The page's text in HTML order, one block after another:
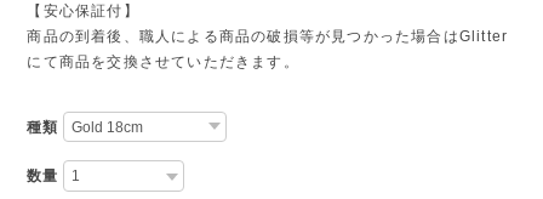
【安心保証付】
商品の到着後、職人による商品の破損等が見つかった場合はGlitter
にて商品を交換させていただきます。
種類
数量